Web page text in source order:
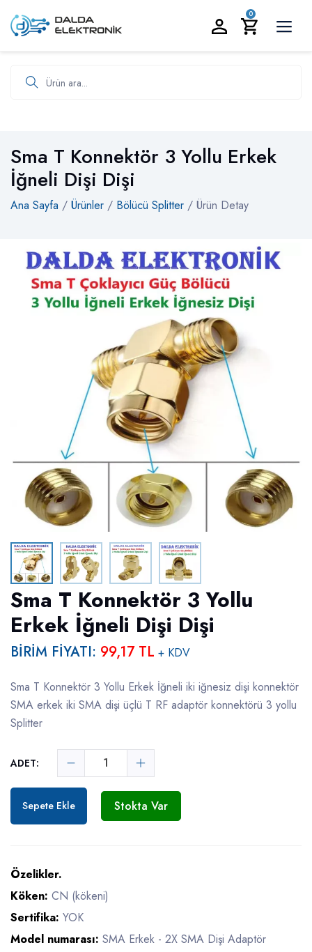
0
Sma T Konnektör 3 Yollu Erkek
İğneli Dişi Dişi
Ana Sayfa / Ürünler / Bölücü Splitter / Ürün Detay
Sma T Konnektör 3 Yollu
Erkek İğneli Dişi Dişi
BİRİM FİYATI: 99,17 TL + KDV
Sma T Konnektör 3 Yollu Erkek İğneli iki iğnesiz dişi konnektör
SMA erkek iki SMA dişi üçlü T RF adaptör konnektörü 3 yollu
Splitter
ADET:
Sepete Ekle Stokta Var
Özelikler.
Köken: CN (kökeni)
Sertifika: YOK
Model numarası: SMA Erkek - 2X SMA Dişi Adaptör